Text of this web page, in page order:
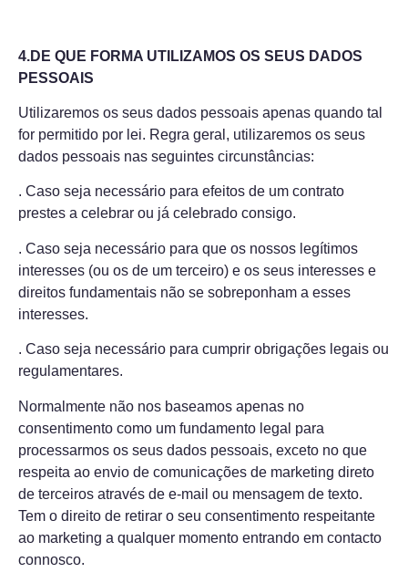
4.DE QUE FORMA UTILIZAMOS OS SEUS DADOS
PESSOAIS
Utilizaremos os seus dados pessoais apenas quando tal
for permitido por lei. Regra geral, utilizaremos os seus
dados pessoais nas seguintes circunstâncias:
. Caso seja necessário para efeitos de um contrato
prestes a celebrar ou já celebrado consigo.
. Caso seja necessário para que os nossos legítimos
interesses (ou os de um terceiro) e os seus interesses e
direitos fundamentais não se sobreponham a esses
interesses.
. Caso seja necessário para cumprir obrigações legais ou
regulamentares.
Normalmente não nos baseamos apenas no
consentimento como um fundamento legal para
processarmos os seus dados pessoais, exceto no que
respeita ao envio de comunicações de marketing direto
de terceiros através de e-mail ou mensagem de texto.
Tem o direito de retirar o seu consentimento respeitante
ao marketing a qualquer momento entrando em contacto
connosco.